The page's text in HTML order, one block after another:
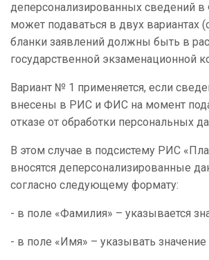
деперсонализированных сведений
может подаваться в двух вариантах
бланки заявлений должны быть в
государственной экзаменационной
Вариант № 1 применяется, если
внесены в РИС и ФИС на момент
отказе от обработки персональных
В этом случае в подсистему РИС
вносятся деперсонализированные
согласно следующему формату:
- в поле «Фамилия» – указывается
- в поле «Имя» – указывать значение